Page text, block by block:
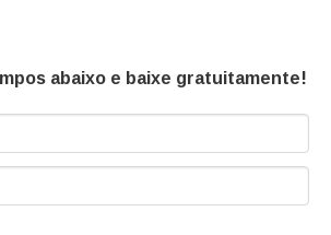
abaixo e baixe gratuitamente!